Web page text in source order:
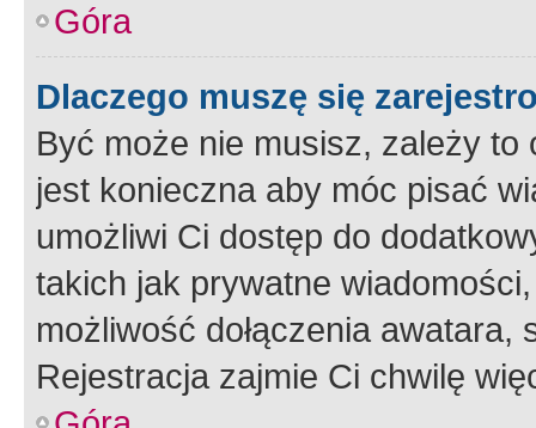
Góra
Dlaczego muszę się
Być może nie musisz, zależy
jest konieczna aby móc pisać
umożliwi Ci dostęp do
takich jak prywatne
możliwość dołączenia
Rejestracja zajmie Ci chwilę